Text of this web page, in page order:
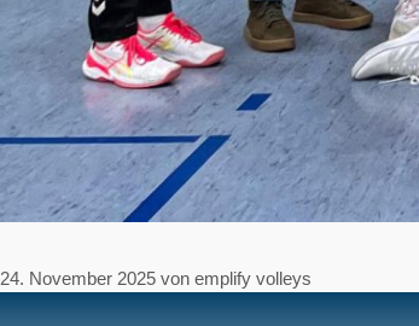
24. November 2025 von emplify volleys